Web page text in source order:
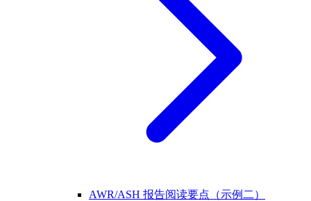
AWR/ASH 报告阅读要点（示例二）